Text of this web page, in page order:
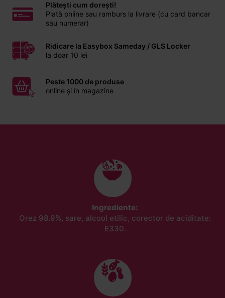
Plătești cum dorești!
Plată online sau ramburs la livrare (cu card bancar
sau numerar)
Ridicare la Easybox Sameday / GLS Locker
la doar 10 lei
Peste 1000 de produse
online și în magazine
Ingrediente:
Orez 98.9%, sare, alcool etilic, corector de aciditate:
E330.